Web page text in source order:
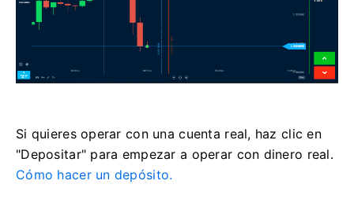
Si quieres operar con una cuenta real, haz clic en
"Depositar" para empezar a operar con dinero real.
Cómo hacer un depósito.